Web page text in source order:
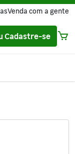
Venda com a gente
Cadastre-se